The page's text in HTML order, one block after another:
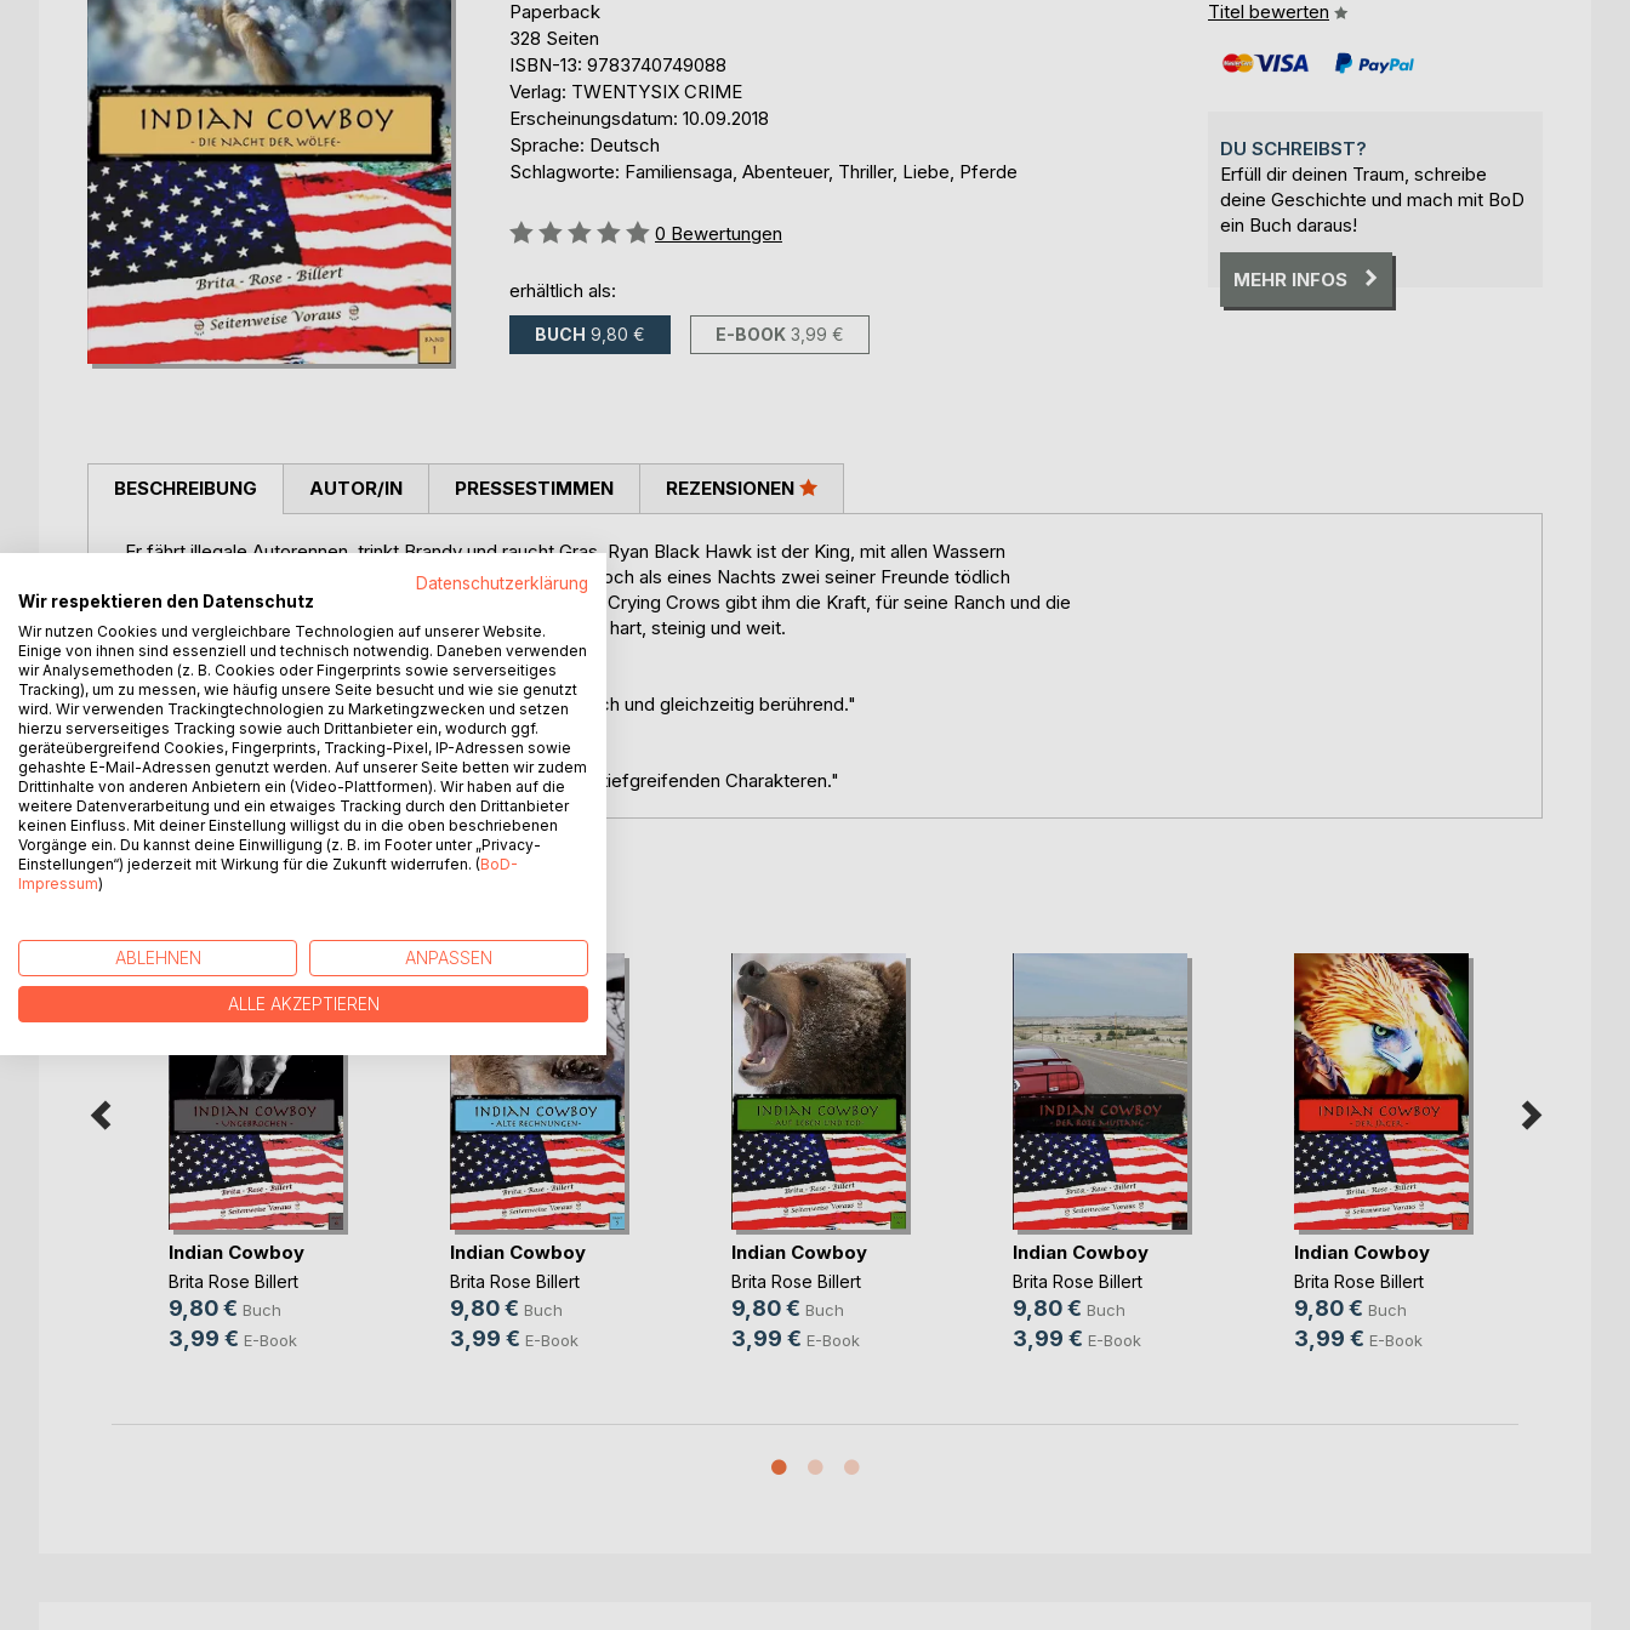
Paperback
328 Seiten
ISBN-13: 9783740749088
Verlag: TWENTYSIX CRIME
Erscheinungsdatum: 10.09.2018
Sprache: Deutsch
Schlagworte: Familiensaga, Abenteuer, Thriller, Liebe, Pferde
Bewertung::
0 Bewertungen
erhältlich als:
BUCH 9,80 € E-BOOK 3,99 €
Titel bewerten
DU SCHREIBST?
Erfüll dir deinen Traum, schreibe
deine Geschichte und mach mit BoD
ein Buch daraus!
MEHR INFOS
BESCHREIBUNG
Er fährt illegale Autorennen, trinkt Brandy und raucht Gras. Ryan Black Hawk ist der King, mit allen Wassern
gewaschen und die jungen Frauen liegen ihm zu Füßen. Doch als eines Nachts zwei seiner Freunde tödlich
verunglücken, wendet sich das Blatt. Die Liebe Samantha Crying Crows gibt ihm die Kraft, für seine Ranch und die
Pferde zu kämpfen. Der neue Weg des Indian Cowboy ist hart, steinig und weit.
Lovely Books
"Ein Schicksal zwischen zwei Welten. Spannend, realistisch und gleichzeitig berührend."
Ameridian Research
"Ein dynamischer und spannender Gegenwartsroman mit tiefgreifenden Charakteren."
AUTOR/IN PRESSESTIMMEN REZENSIONEN
WEITERE TITEL BEI
Indian Cowboy
Brita Rose Billert
9,80 € Buch
3,99 € E-Book
Indian Cowboy
Brita Rose Billert
9,80 € Buch
3,99 € E-Book
Indian Cowboy
Brita Rose Billert
9,80 € Buch
3,99 € E-Book
Indian Cowboy
Brita Rose Billert
9,80 € Buch
3,99 € E-Book
Indian Cowboy
Brita Rose Billert
9,80 € Buch
3,99 € E-Book
Datenschutzerklärung
Wir respektieren den Datenschutz
Wir nutzen Cookies und vergleichbare Technologien auf unserer Website.
Einige von ihnen sind essenziell und technisch notwendig. Daneben verwenden
wir Analysemethoden (z. B. Cookies oder Fingerprints sowie serverseitiges
Tracking), um zu messen, wie häufig unsere Seite besucht und wie sie genutzt
wird. Wir verwenden Trackingtechnologien zu Marketingzwecken und setzen
hierzu serverseitiges Tracking sowie auch Drittanbieter ein, wodurch ggf.
geräteübergreifend Cookies, Fingerprints, Tracking-Pixel, IP-Adressen sowie
gehashte E-Mail-Adressen genutzt werden. Auf unserer Seite betten wir zudem
Drittinhalte von anderen Anbietern ein (Video-Plattformen). Wir haben auf die
weitere Datenverarbeitung und ein etwaiges Tracking durch den Drittanbieter
keinen Einfluss. Mit deiner Einstellung willigst du in die oben beschriebenen
Vorgänge ein. Du kannst deine Einwilligung (z. B. im Footer unter „Privacy-
Einstellungen“) jederzeit mit Wirkung für die Zukunft widerrufen. (BoD-
Impressum)
ABLEHNEN ANPASSEN
ALLE AKZEPTIEREN